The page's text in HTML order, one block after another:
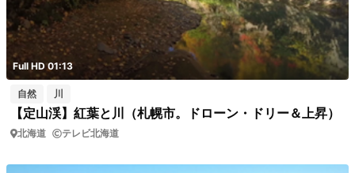
Full HD 01:13
自然 川
【定山渓】紅葉と川（札幌市。ドローン・ドリー＆上昇）
北海道 テレビ北海道